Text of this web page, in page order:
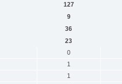
127
9
36
23
0
1
1